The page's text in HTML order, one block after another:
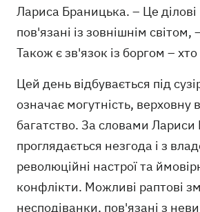
Лариса Браницька. – Це
пов'язані із зовнішнім світом,
Також є зв'язок із боргом –
Цей день відбувається під
означає могутність, верховну
багатство. За словами Лариси
проглядається незгода і з
революційні настрої та
конфлікти. Можливі раптові
несподіванки, пов'язані з